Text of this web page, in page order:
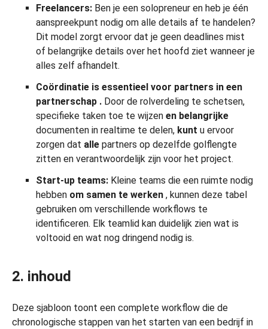
Freelancers: Ben je een solopreneur en heb je één
aanspreekpunt nodig om alle details af te handelen?
Dit model zorgt ervoor dat je geen deadlines mist
of belangrijke details over het hoofd ziet wanneer je
alles zelf afhandelt.
Coördinatie is essentieel voor partners in een
partnerschap . Door de rolverdeling te schetsen,
specifieke taken toe te wijzen en belangrijke
documenten in realtime te delen, kunt u ervoor
zorgen dat alle partners op dezelfde golflengte
zitten en verantwoordelijk zijn voor het project.
Start-up teams: Kleine teams die een ruimte nodig
hebben om samen te werken , kunnen deze tabel
gebruiken om verschillende workflows te
identificeren. Elk teamlid kan duidelijk zien wat is
voltooid en wat nog dringend nodig is.
2. inhoud
Deze sjabloon toont een complete workflow die de
chronologische stappen van het starten van een bedrijf in